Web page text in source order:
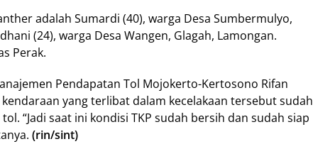
adalah Sumardi (40), warga Desa Sumbermulyo,
(24), warga Desa Wangen, Glagah, Lamongan.
Perak.
Pendapatan Tol Mojokerto-Kertosono Rifan
yang terlibat dalam kecelakaan tersebut sudah
“Jadi saat ini kondisi TKP sudah bersih dan sudah siap
(rin/sint)